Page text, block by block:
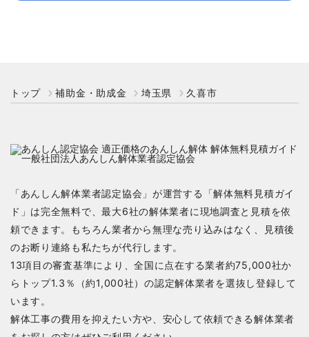
トップ 補助金・助成金 埼玉県 久喜市
「あんしん解体業者認定協会」が運営する「解体無料見積ガイ
ド」は完全無料で、最大6社の解体業者に現地調査と見積を依
頼できます。もちろん業者から無理な売り込みはなく、見積後
のお断り連絡も私たちが代行します。
13項目の審査基準により、全国に点在する業者約75,000社か
らトップ1.3％（約1,000社）の認定解体業者を選抜し登録して
います。
解体工事の費用を抑えたい方や、安心して依頼できる解体業者